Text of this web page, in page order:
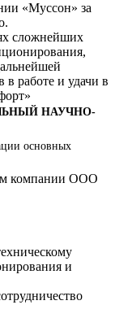
«Муссон» за
сложнейших
работе и удачи в
НАУЧНО-
основных
компании ООО
и